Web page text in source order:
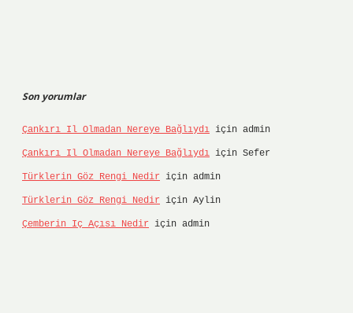
Son yorumlar
Çankırı Il Olmadan Nereye Bağlıydı için admin
Çankırı Il Olmadan Nereye Bağlıydı için Sefer
Türklerin Göz Rengi Nedir için admin
Türklerin Göz Rengi Nedir için Aylin
Çemberin Iç Açısı Nedir için admin